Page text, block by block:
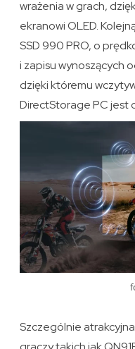
wrażenia w grach,
ekranowi OLED.
SSD 990 PRO, o
i zapisu wynoszących
dzięki któremu
DirectStorage PC jest
Szczególnie